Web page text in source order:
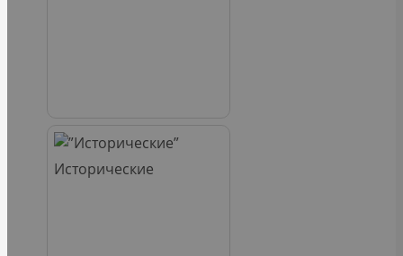
Исторические